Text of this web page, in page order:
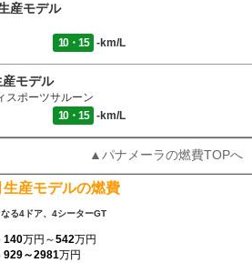
産モデル
10・15 -km/L
モデル
スポーツサルーン
10・15 -km/L
▲パナメーラの燃費TOPへ
産モデルの燃費
る4ドア、4シーターGT
140万円～542万円
929～2981万円